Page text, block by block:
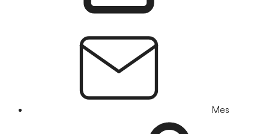
Mes